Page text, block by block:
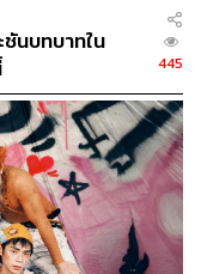
ต้วน และแฟนด้อม
All Ticket ทั้งหน้า
โดยจะเริ่มเปิด
. หรือติดตามราย
ดียของ
นบทบาทใน
445